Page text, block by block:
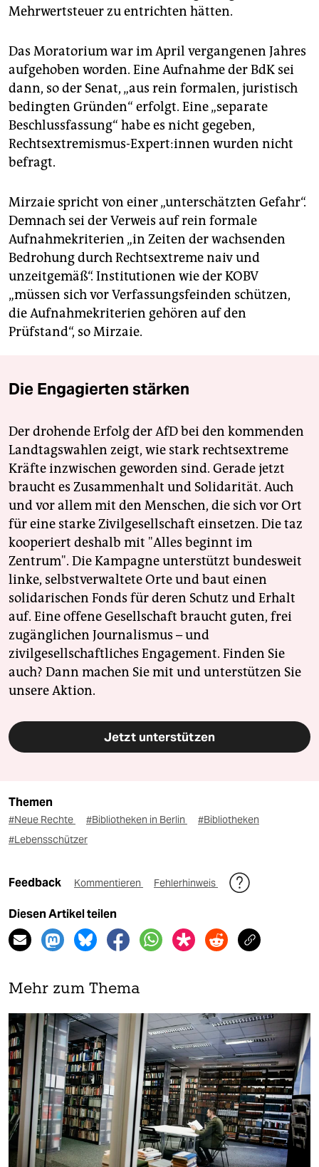
Mehrwertsteuer zu entrichten hätten.
Das Moratorium war im April vergangenen Jahres
aufgehoben worden. Eine Aufnahme der BdK sei
dann, so der Senat, „aus rein formalen, juristisch
bedingten Gründen“ erfolgt. Eine „separate
Beschlussfassung“ habe es nicht gegeben,
Rechtsextremismus-Ex­per­t:in­nen wurden nicht
befragt.
Mirzaie spricht von einer „unterschätzten Gefahr“.
Demnach sei der Verweis auf rein formale
Aufnahmekriterien „in Zeiten der wachsenden
Bedrohung durch Rechtsextreme naiv und
unzeitgemäß“. Institutionen wie der KOBV
„müssen sich vor Verfassungsfeinden schützen,
die Aufnahmekriterien gehören auf den
Prüfstand“, so Mirzaie.
Die Engagierten stärken
Der drohende Erfolg der AfD bei den kommenden
Landtagswahlen zeigt, wie stark rechtsextreme
Kräfte inzwischen geworden sind. Gerade jetzt
braucht es Zusammenhalt und Solidarität. Auch
und vor allem mit den Menschen, die sich vor Ort
für eine starke Zivilgesellschaft einsetzen. Die taz
kooperiert deshalb mit "Alles beginnt im
Zentrum". Die Kampagne unterstützt bundesweit
linke, selbstverwaltete Orte und baut einen
solidarischen Fonds für deren Schutz und Erhalt
auf. Eine offene Gesellschaft braucht guten, frei
zugänglichen Journalismus – und
zivilgesellschaftliches Engagement. Finden Sie
auch? Dann machen Sie mit und unterstützen Sie
unsere Aktion.
Jetzt unterstützen
Themen
#Neue Rechte #Bibliotheken in Berlin
#Bibliotheken
#Lebensschützer
Feedback Kommentieren Fehlerhinweis
Diesen Artikel teilen
Mehr zum Thema